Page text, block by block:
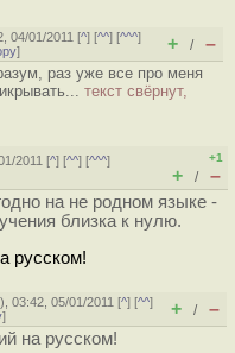
04/01/2011 [^] [^^] [^^^]
] + / –
раз уже все про меня
текст свёрнут,
2011 [^] [^^] [^^^]
+1
+ / –
на не родном языке -
близка к нулю.
русском!
), 03:42, 05/01/2011 [^] [^^]
] + / –
на русском!